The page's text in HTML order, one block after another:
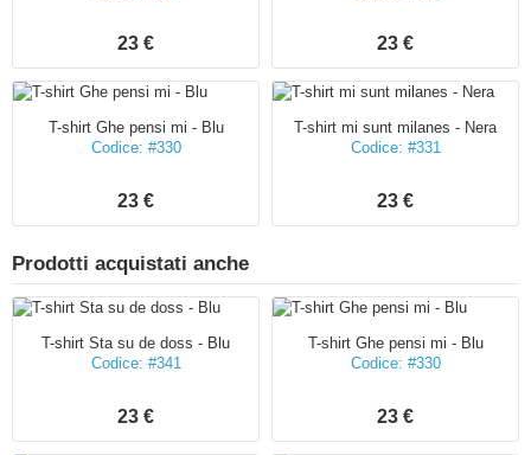
23 € 23 €
T-shirt Ghe pensi mi - Blu
Codice: #330
23 €
T-shirt mi sunt milanes - Nera
Codice: #331
23 €
Prodotti acquistati anche
T-shirt Sta su de doss - Blu
Codice: #341
23 €
T-shirt Ghe pensi mi - Blu
Codice: #330
23 €